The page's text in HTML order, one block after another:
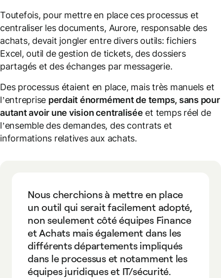
Toutefois, pour mettre en place ces processus et
centraliser les documents, Aurore, responsable des
achats, devait jongler entre divers outils: fichiers
Excel, outil de gestion de tickets, des dossiers
partagés et des échanges par messagerie.
Des processus étaient en place, mais très manuels et
l’entreprise perdait énormément de temps, sans pour
autant avoir une vision centralisée et temps réel de
l’ensemble des demandes, des contrats et
informations relatives aux achats.
Nous cherchions à mettre en place
un outil qui serait facilement adopté,
non seulement côté équipes Finance
et Achats mais également dans les
différents départements impliqués
dans le processus et notamment les
équipes juridiques et IT/sécurité.